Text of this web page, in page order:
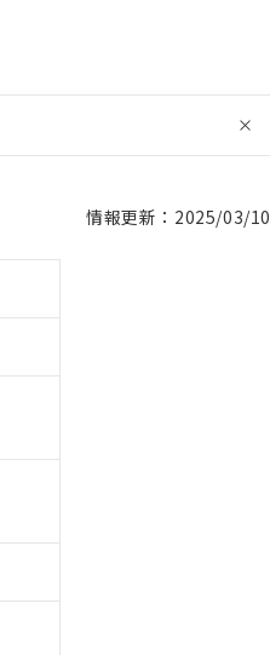
情報更新：2025/03/10